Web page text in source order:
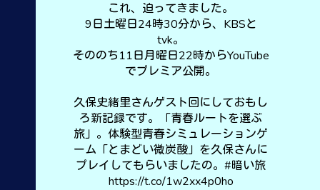
これ、迫ってきました。
9日土曜日24時30分から、KBSと
tvk。
そののち11日月曜日22時からYouTube
でプレミア公開。
久保史緒里さんゲスト回にしておもし
ろ新記録です。「青春ルートを選ぶ
旅」。体験型青春シミュレーションゲ
ーム「とまどい微炭酸」を久保さんに
プレイしてもらいましたの。#暗い旅
https://t.co/1w2xx4p0ho